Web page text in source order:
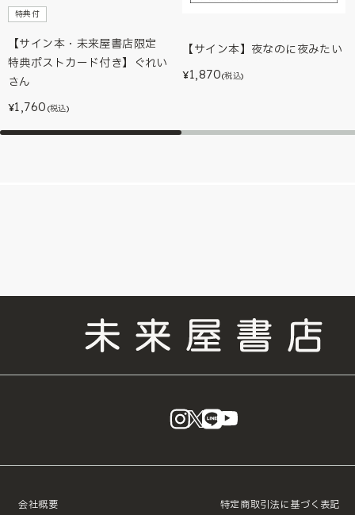
特典付
【サイン本・未来屋書店限定
特典ポストカード付き】ぐれい
さん
¥1,760 (税込)
【サイン本】夜なのに夜みたい
¥1,870(税込)
instagram
X LINE
会社概要 特定商取引法に基づく表記